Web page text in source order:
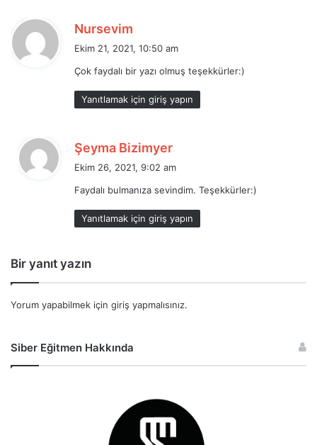
Nursevim
i
k
i
Ekim 21, 2021, 10:50 am
Çok faydalı bir yazı olmuş teşekkürler:)
Yanıtlamak için giriş yapın
Şeyma Bizimyer
i
k
i
Ekim 26, 2021, 9:02 am
Faydalı bulmanıza sevindim. Teşekkürler:)
Yanıtlamak için giriş yapın
Bir yanıt yazın
Yorum yapabilmek için giriş yapmalısınız.
Siber Eğitmen Hakkında